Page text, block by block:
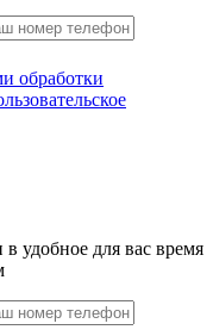
обработки
удобное для вас время